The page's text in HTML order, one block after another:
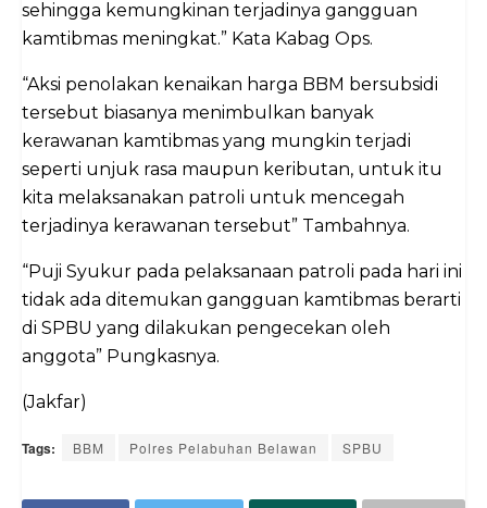
sehingga kemungkinan terjadinya gangguan
kamtibmas meningkat.” Kata Kabag Ops.
“Aksi penolakan kenaikan harga BBM bersubsidi
tersebut biasanya menimbulkan banyak
kerawanan kamtibmas yang mungkin terjadi
seperti unjuk rasa maupun keributan, untuk itu
kita melaksanakan patroli untuk mencegah
terjadinya kerawanan tersebut” Tambahnya.
“Puji Syukur pada pelaksanaan patroli pada hari ini
tidak ada ditemukan gangguan kamtibmas berarti
di SPBU yang dilakukan pengecekan oleh
anggota” Pungkasnya.
(Jakfar)
Tags: BBM Polres Pelabuhan Belawan SPBU